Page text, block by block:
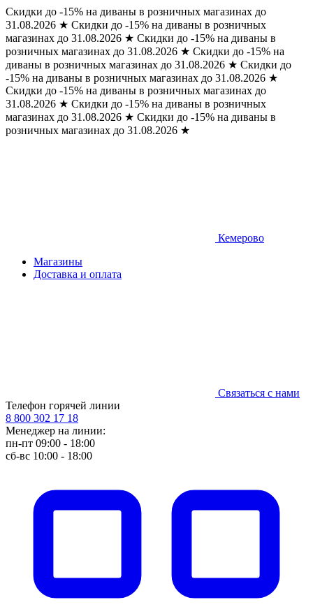
Скидки до -15% на диваны в розничных магазинах до
31.08.2026 ★ Скидки до -15% на диваны в розничных
магазинах до 31.08.2026 ★ Скидки до -15% на диваны в
розничных магазинах до 31.08.2026 ★ Скидки до -15% на
диваны в розничных магазинах до 31.08.2026 ★ Скидки до
-15% на диваны в розничных магазинах до 31.08.2026 ★
Скидки до -15% на диваны в розничных магазинах до
31.08.2026 ★ Скидки до -15% на диваны в розничных
магазинах до 31.08.2026 ★ Скидки до -15% на диваны в
розничных магазинах до 31.08.2026 ★
Кемерово
Магазины
Доставка и оплата
Связаться с нами
Телефон горячей линии
8 800 302 17 18
Менеджер на линии:
пн-пт 09:00 - 18:00
сб-вс 10:00 - 18:00